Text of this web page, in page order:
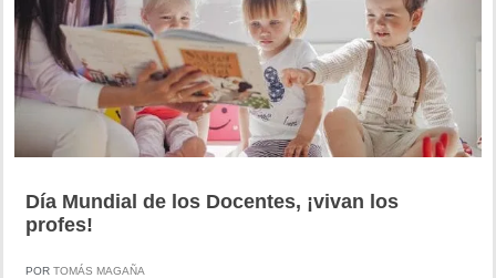
Día Mundial de los Docentes, ¡vivan los
profes!
POR TOMÁS MAGAÑA